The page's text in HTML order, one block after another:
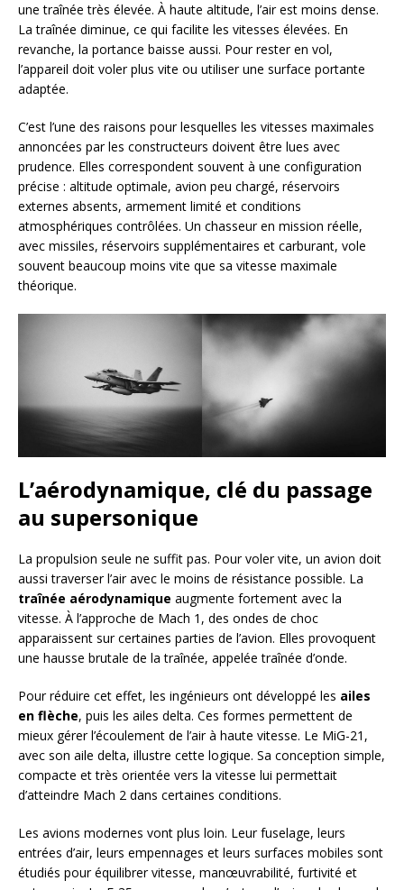
une traînée très élevée. À haute altitude, l’air est moins dense.
La traînée diminue, ce qui facilite les vitesses élevées. En
revanche, la portance baisse aussi. Pour rester en vol,
l’appareil doit voler plus vite ou utiliser une surface portante
adaptée.
C’est l’une des raisons pour lesquelles les vitesses maximales
annoncées par les constructeurs doivent être lues avec
prudence. Elles correspondent souvent à une configuration
précise : altitude optimale, avion peu chargé, réservoirs
externes absents, armement limité et conditions
atmosphériques contrôlées. Un chasseur en mission réelle,
avec missiles, réservoirs supplémentaires et carburant, vole
souvent beaucoup moins vite que sa vitesse maximale
théorique.
L’aérodynamique, clé du passage
au supersonique
La propulsion seule ne suffit pas. Pour voler vite, un avion doit
aussi traverser l’air avec le moins de résistance possible. La
traînée aérodynamique augmente fortement avec la
vitesse. À l’approche de Mach 1, des ondes de choc
apparaissent sur certaines parties de l’avion. Elles provoquent
une hausse brutale de la traînée, appelée traînée d’onde.
Pour réduire cet effet, les ingénieurs ont développé les ailes
en flèche, puis les ailes delta. Ces formes permettent de
mieux gérer l’écoulement de l’air à haute vitesse. Le MiG-21,
avec son aile delta, illustre cette logique. Sa conception simple,
compacte et très orientée vers la vitesse lui permettait
d’atteindre Mach 2 dans certaines conditions.
Les avions modernes vont plus loin. Leur fuselage, leurs
entrées d’air, leurs empennages et leurs surfaces mobiles sont
étudiés pour équilibrer vitesse, manœuvrabilité, furtivité et